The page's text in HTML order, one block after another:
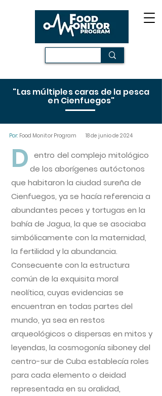
"Las múltiples caras de la pesca
en Cienfuegos"
Por: Food Monitor Program 18 de junio de 2024
D entro del complejo mitológico
de los aborígenes autóctonos
que habitaron la ciudad sureña de
Cienfuegos, ya se hacía referencia a
abundantes peces y tortugas en la
bahía de Jagua, la que se asociaba
simbólicamente con la maternidad,
la fertilidad y la abundancia.
Consecuente con la estructura
común de la exquisita moral
neolítica, cuyas evidencias se
encuentran en todas partes del
mundo, ya sea en restos
arqueológicos o dispersas en mitos y
leyendas, la cosmogonía siboney del
centro-sur de Cuba establecía roles
para cada elemento o deidad
representada en su oralidad,